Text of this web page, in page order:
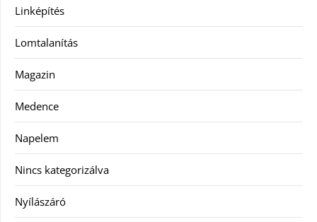
Linképítés
Lomtalanítás
Magazin
Medence
Napelem
Nincs kategorizálva
Nyílászáró